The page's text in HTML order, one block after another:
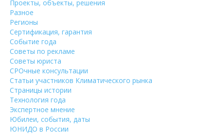
Проекты, объекты, решения
Разное
Регионы
Сертификация, гарантия
Событие года
Советы по рекламе
Советы юриста
СРОчные консультации
Статьи участников Климатического рынка
Страницы истории
Технология года
Экспертное мнение
Юбилеи, события, даты
ЮНИДО в России